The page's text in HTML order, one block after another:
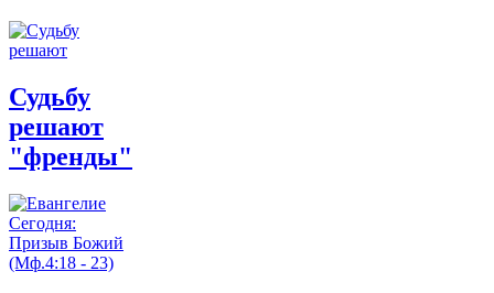
Судьбу
решают
"френды"